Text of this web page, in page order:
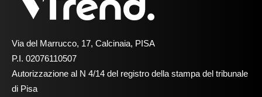
Via del Marrucco, 17, Calcinaia, PISA
P.I. 02076110507
Autorizzazione al N 4/14 del registro della stampa del tribunale
di Pisa